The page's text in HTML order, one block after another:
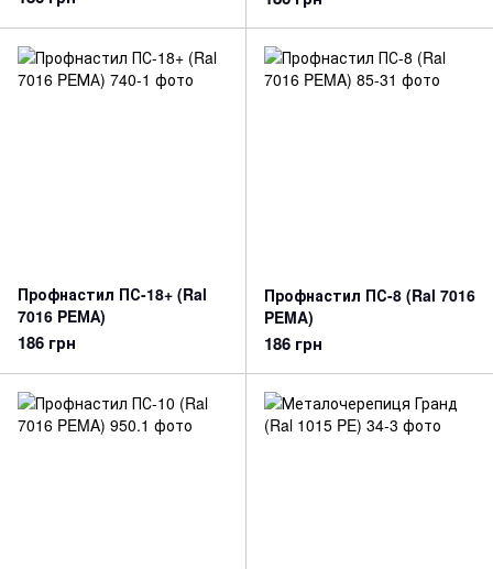
Профнастил ПС-18+ (Ral
7016 PEМА)
186 грн
Профнастил ПС-8 (Ral 7016
PEMA)
186 грн